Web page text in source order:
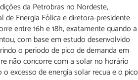
da Petrobras no Nordeste,
Energia Eólica e diretora-presidente
entre 16h e 18h, exatamente quando a
com base em estudo desenvolvido
o período de pico de demanda em
não concorre com a solar no horário
excesso de energia solar recua e o pico